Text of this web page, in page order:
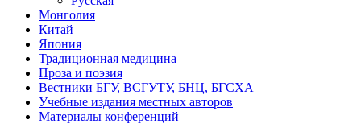
Монголия
Китай
Япония
Традиционная медицина
Проза и поэзия
Вестники БГУ, ВСГУТУ, БНЦ, БГСХА
Учебные издания местных авторов
Материалы конференций